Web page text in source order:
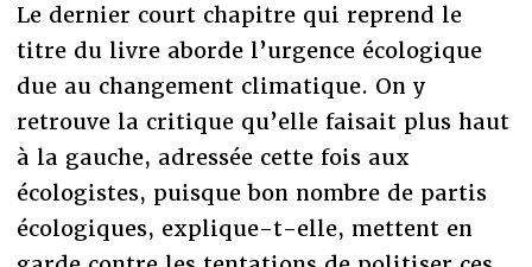
Le dernier court chapitre qui reprend le
titre du livre aborde l’urgence écologique
due au changement climatique. On y
retrouve la critique qu’elle faisait plus haut
à la gauche, adressée cette fois aux
écologistes, puisque bon nombre de partis
écologiques, explique-t-elle, mettent en